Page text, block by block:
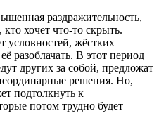
раздражительность,
хочет что-то скрыть.
условностей, жёстких
разоблачать. В этот период
других за собой, предложат
решения. Но,
подтолкнуть к
потом трудно будет